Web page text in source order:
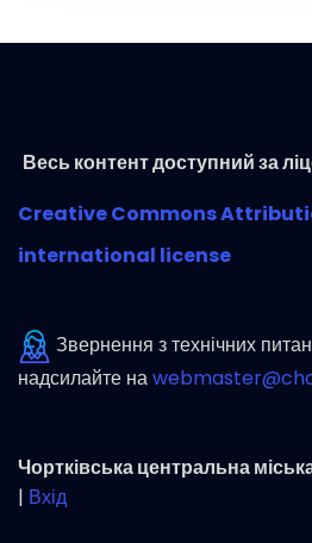
Весь контент доступний за
Creative Commons
international license
Звернення з технічних
надсилайте на
Чортківська центральна
| Вхід